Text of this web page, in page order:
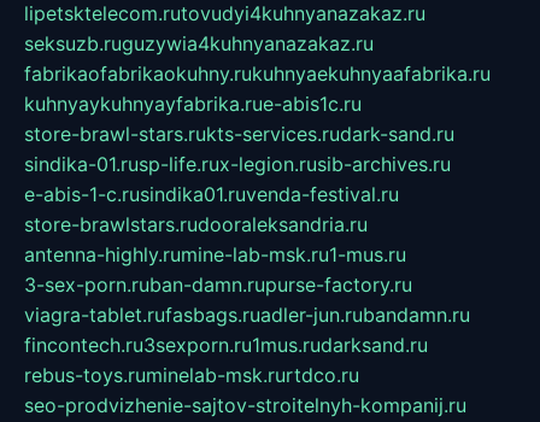
lipetsktelecom.rutovudyi4kuhnyanazakaz.ru
seksuzb.ruguzywia4kuhnyanazakaz.ru
fabrikaofabrikaokuhny.rukuhnyaekuhnyaafabrika.ru
kuhnyaykuhnyayfabrika.rue-abis1c.ru
store-brawl-stars.rukts-services.rudark-sand.ru
sindika-01.rusp-life.rux-legion.rusib-archives.ru
e-abis-1-c.rusindika01.ruvenda-festival.ru
store-brawlstars.rudooraleksandria.ru
antenna-highly.rumine-lab-msk.ru1-mus.ru
3-sex-porn.ruban-damn.rupurse-factory.ru
viagra-tablet.rufasbags.ruadler-jun.rubandamn.ru
fincontech.ru3sexporn.ru1mus.rudarksand.ru
rebus-toys.ruminelab-msk.rurtdco.ru
seo-prodvizhenie-sajtov-stroitelnyh-kompanij.ru